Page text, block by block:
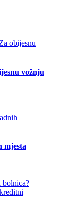
vožnju
mjesta